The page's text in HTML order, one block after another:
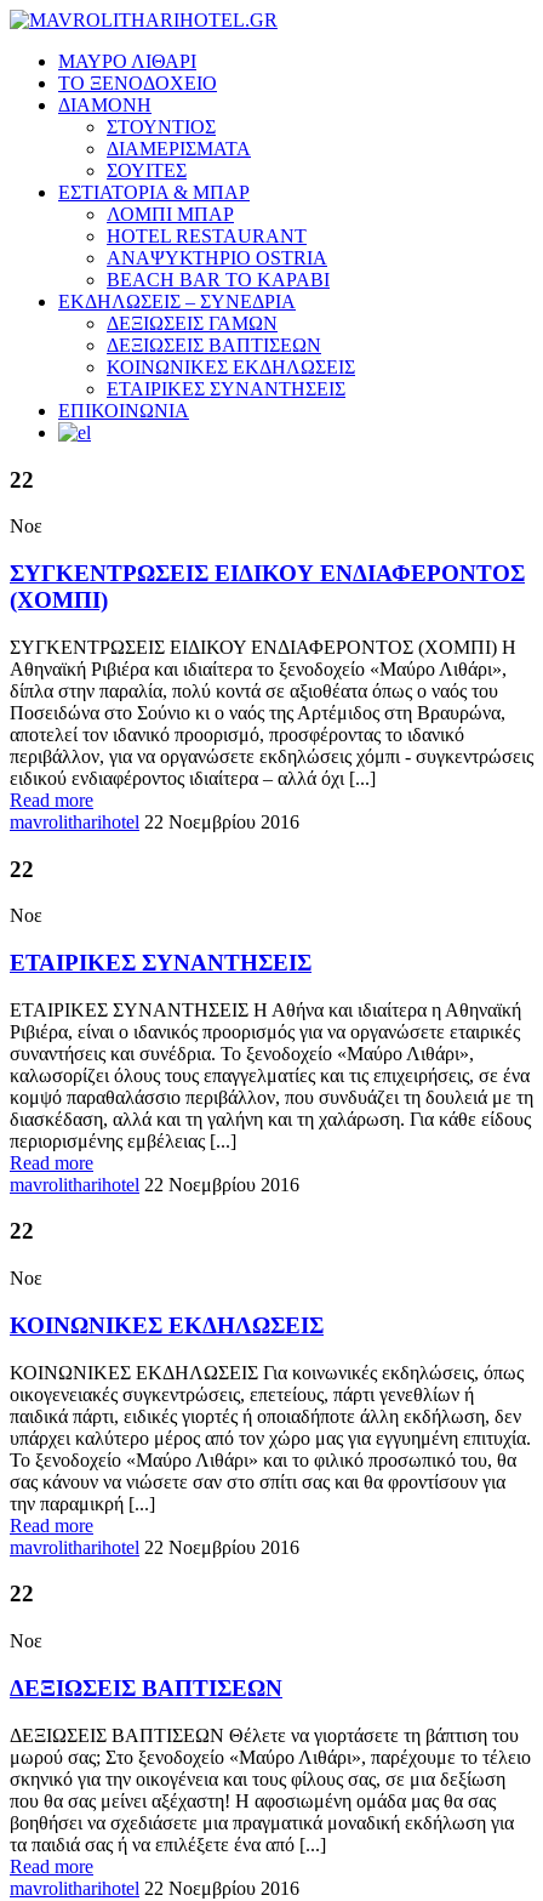
ΜΑΥΡΟ ΛΙΘΑΡΙ
ΤΟ ΞΕΝΟΔΟΧΕΙΟ
ΔΙΑΜΟΝΗ
ΣΤΟΥΝΤΙΟΣ
ΔΙΑΜΕΡΙΣΜΑΤΑ
ΣΟΥΙΤΕΣ
ΕΣΤΙΑΤΟΡΙΑ & ΜΠΑΡ
ΛΟΜΠΙ ΜΠΑΡ
HOTEL RESTAURANT
ΑΝΑΨΥΚΤΗΡΙΟ OSTRIA
BEACH BAR TO KΑΡΑΒΙ
ΕΚΔΗΛΩΣΕΙΣ – ΣΥΝΕΔΡΙΑ
ΔΕΞΙΩΣΕΙΣ ΓΑΜΩΝ
ΔΕΞΙΩΣΕΙΣ ΒΑΠΤΙΣΕΩΝ
ΚΟΙΝΩΝΙΚΕΣ ΕΚΔΗΛΩΣΕΙΣ
ΕΤΑΙΡΙΚΕΣ ΣΥΝΑΝΤΗΣΕΙΣ
ΕΠΙΚΟΙΝΩΝΙΑ
22
Νοε
ΣΥΓΚΕΝΤΡΩΣΕΙΣ ΕΙΔΙΚΟΥ ΕΝΔΙΑΦΕΡΟΝΤΟΣ
(ΧΟΜΠΙ)
ΣΥΓΚΕΝΤΡΩΣΕΙΣ ΕΙΔΙΚΟΥ ΕΝΔΙΑΦΕΡΟΝΤΟΣ (ΧΟΜΠΙ) Η
Αθηναϊκή Ριβιέρα και ιδιαίτερα το ξενοδοχείο «Μαύρο Λιθάρι»,
δίπλα στην παραλία, πολύ κοντά σε αξιοθέατα όπως ο ναός του
Ποσειδώνα στο Σούνιο κι ο ναός της Αρτέμιδος στη Βραυρώνα,
αποτελεί τον ιδανικό προορισμό, προσφέροντας το ιδανικό
περιβάλλον, για να οργανώσετε εκδηλώσεις χόμπι - συγκεντρώσεις
ειδικού ενδιαφέροντος ιδιαίτερα – αλλά όχι [...]
Read more
mavrolitharihotel 22 Νοεμβρίου 2016
22
Νοε
ΕΤΑΙΡΙΚΕΣ ΣΥΝΑΝΤΗΣΕΙΣ
ΕΤΑΙΡΙΚΕΣ ΣΥΝΑΝΤΗΣΕΙΣ Η Αθήνα και ιδιαίτερα η Αθηναϊκή
Ριβιέρα, είναι ο ιδανικός προορισμός για να οργανώσετε εταιρικές
συναντήσεις και συνέδρια. Το ξενοδοχείο «Μαύρο Λιθάρι»,
καλωσορίζει όλους τους επαγγελματίες και τις επιχειρήσεις, σε ένα
κομψό παραθαλάσσιο περιβάλλον, που συνδυάζει τη δουλειά με τη
διασκέδαση, αλλά και τη γαλήνη και τη χαλάρωση. Για κάθε είδους
περιορισμένης εμβέλειας [...]
Read more
mavrolitharihotel 22 Νοεμβρίου 2016
22
Νοε
ΚΟΙΝΩΝΙΚΕΣ ΕΚΔΗΛΩΣΕΙΣ
ΚΟΙΝΩΝΙΚΕΣ ΕΚΔΗΛΩΣΕΙΣ Για κοινωνικές εκδηλώσεις, όπως
οικογενειακές συγκεντρώσεις, επετείους, πάρτι γενεθλίων ή
παιδικά πάρτι, ειδικές γιορτές ή οποιαδήποτε άλλη εκδήλωση, δεν
υπάρχει καλύτερο μέρος από τον χώρο μας για εγγυημένη επιτυχία.
Το ξενοδοχείο «Μαύρο Λιθάρι» και το φιλικό προσωπικό του, θα
σας κάνουν να νιώσετε σαν στο σπίτι σας και θα φροντίσουν για
την παραμικρή [...]
Read more
mavrolitharihotel 22 Νοεμβρίου 2016
22
Νοε
ΔΕΞΙΩΣΕΙΣ ΒΑΠΤΙΣΕΩΝ
ΔΕΞΙΩΣΕΙΣ ΒΑΠΤΙΣΕΩΝ Θέλετε να γιορτάσετε τη βάπτιση του
μωρού σας; Στο ξενοδοχείο «Μαύρο Λιθάρι», παρέχουμε το τέλειο
σκηνικό για την οικογένεια και τους φίλους σας, σε μια δεξίωση
που θα σας μείνει αξέχαστη! Η αφοσιωμένη ομάδα μας θα σας
βοηθήσει να σχεδιάσετε μια πραγματικά μοναδική εκδήλωση για
τα παιδιά σας ή να επιλέξετε ένα από [...]
Read more
mavrolitharihotel 22 Νοεμβρίου 2016